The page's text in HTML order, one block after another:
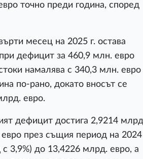
точно преди година, според
месец на 2025 г. остава
дефицит за 460,9 млн. евро
намалява с 340,3 млн. евро
по-рано, докато вносът се
евро.
дефицит достига 2,9214
през същия период на 2024
3,9%) до 13,4226 млрд. евро, а